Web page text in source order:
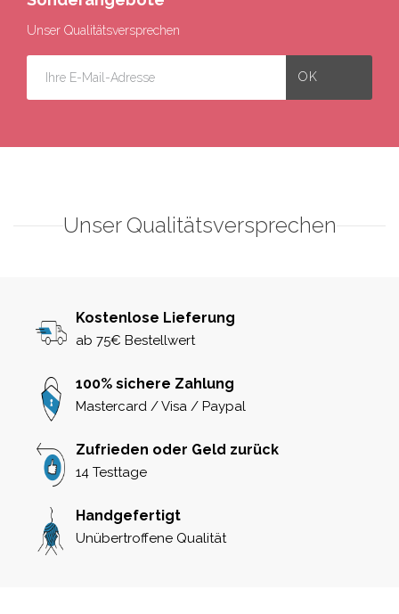
Unser Qualitätsversprechen
Unser Qualitätsversprechen
Kostenlose Lieferung
ab 75€ Bestellwert
100% sichere Zahlung
Mastercard / Visa / Paypal
Zufrieden oder Geld zurück
14 Testtage
Handgefertigt
Unübertroffene Qualität